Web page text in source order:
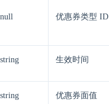
null 优惠券类型 ID
string 生效时间
string 优惠券面值